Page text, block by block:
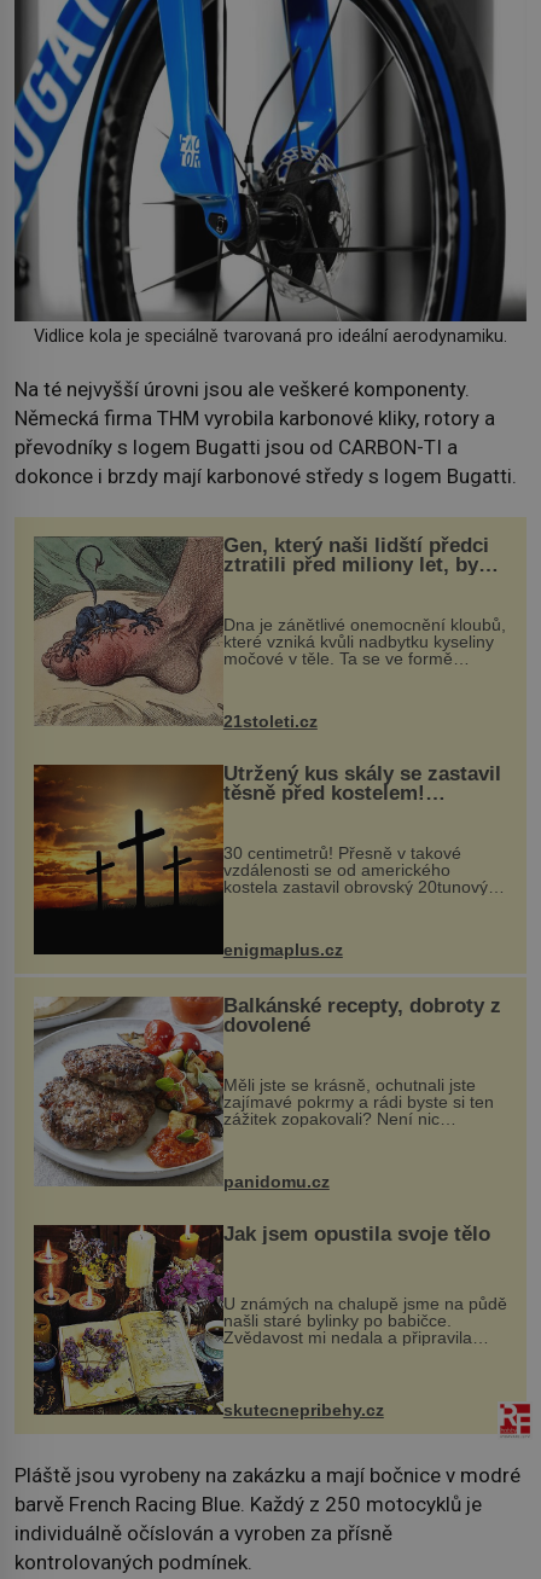
Vidlice kola je speciálně tvarovaná pro ideální aerodynamiku.
Na té nejvyšší úrovni jsou ale veškeré komponenty.
Německá firma THM vyrobila karbonové kliky, rotory a
převodníky s logem Bugatti jsou od CARBON-TI a
dokonce i brzdy mají karbonové středy s logem Bugatti.
Gen, který naši lidští předci
ztratili před miliony let, by
mohl pomoci s léčbou
„nemoci králů“
Dna je zánětlivé onemocnění kloubů,
které vzniká kvůli nadbytku kyseliny
močové v těle. Ta se ve formě
nohou, a způsobuje bole...
21stoleti.cz
Utržený kus skály se zastavil
těsně před kostelem!
Ochránila ho boží síla?
30 centimetrů! Přesně v takové
vzdálenosti se od amerického
kostela zastavil obrovský 20tunový
...
enigmaplus.cz
Balkánské recepty, dobroty z
dovolené
Měli jste se krásně, ochutnali jste
zajímavé pokrmy a rádi byste si ten
zážitek zopakovali? Není nic
snazšího. Pljeskavica (10 porcí)
Možná jste ji ochutnali na dovolené v
panidomu.cz
Jak jsem opustila svoje tělo
U známých na chalupě jsme na půdě
našli staré bylinky po babičce.
Zvědavost mi nedala a připravila
jsem si z nich lektvar… Zimní pobyt
na chalupě se pro mě vlastní vinou
změnil v děsivý zážitek, na kt...
skutecnepribehy.cz
Pláště jsou vyrobeny na zakázku a mají bočnice v modré
barvě French Racing Blue. Každý z 250 motocyklů je
individuálně očíslován a vyroben za přísně
kontrolovaných podmínek.